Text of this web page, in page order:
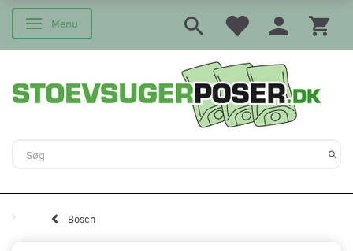
Skifte navigation
Menu
Bosch